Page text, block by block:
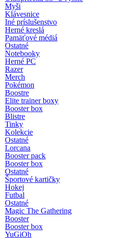
Myši
Klávesnice
Iné príslušenstvo
Herné kreslá
Pamäťové médiá
Ostatné
Notebooky
Herné PC
Razer
Merch
Pokémon
Boostre
Elite trainer boxy
Booster box
Blistre
Tinky
Kolekcie
Ostatné
Lorcana
Booster pack
Booster box
Ostatné
Športové kartičky
Hokej
Futbal
Ostatné
Magic The Gathering
Booster
Booster box
YuGiOh